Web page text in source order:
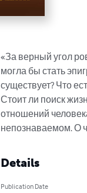
«За верный угол
могла бы стать
существует? Что
Стоит ли поиск
отношений
непознаваемом. О
Details
Publication Date